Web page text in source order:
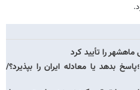
را تأیید کرد
بدهد یا معادله ایران را بپذیرد؟/